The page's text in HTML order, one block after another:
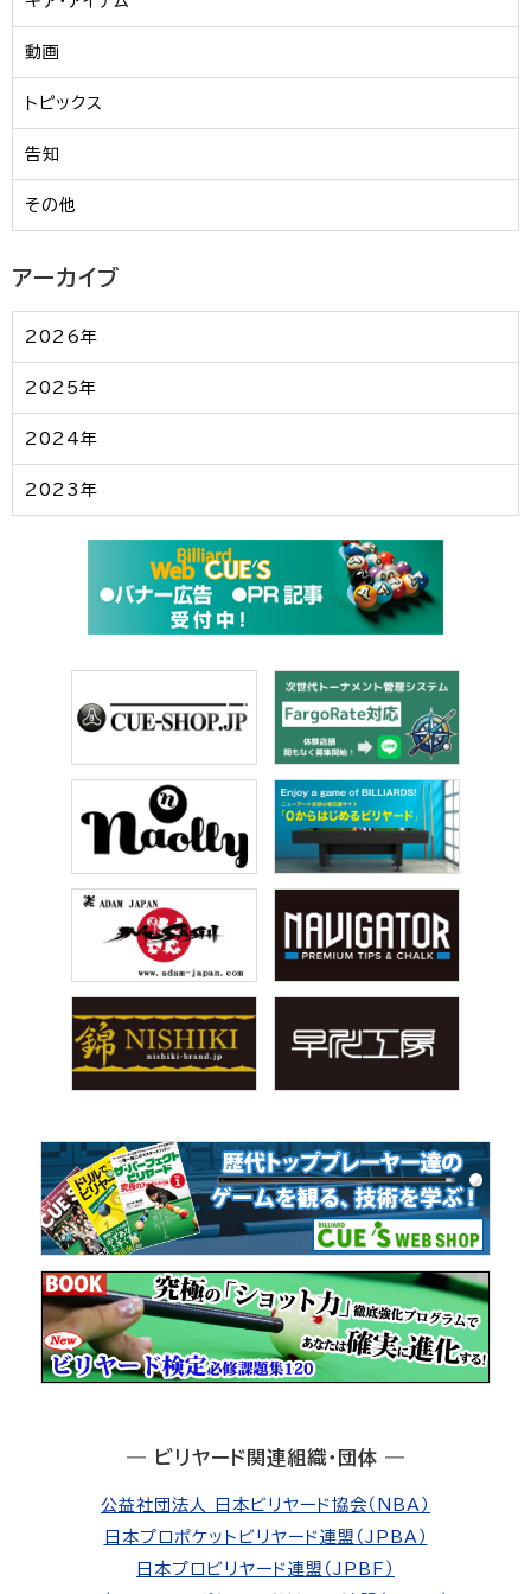
動画
トピックス
告知
その他
アーカイブ
2026年
2025年
2024年
2023年
― ビリヤード関連組織・団体 ―
公益社団法人 日本ビリヤード協会（NBA）
日本プロポケットビリヤード連盟（JPBA）
日本プロビリヤード連盟（JPBF）